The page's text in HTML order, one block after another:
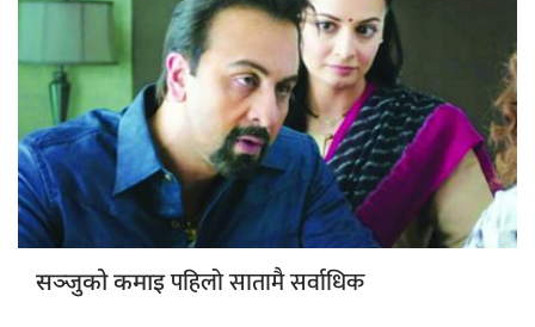
सञ्जुको कमाइपहिलो सातामै सर्वाधिक